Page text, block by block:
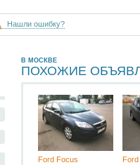
Нашли ошибку?
В МОСКВЕ
ПОХОЖИЕ
Ford Focus